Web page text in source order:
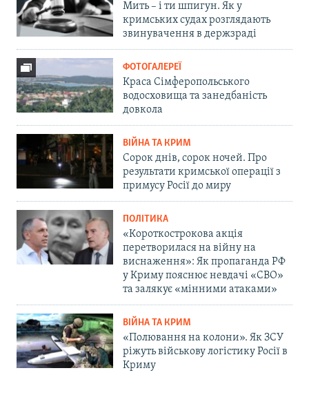
Мить – і ти шпигун. Як у
кримських судах розглядають
звинувачення в держзраді
ФОТОГАЛЕРЕЇ
Краса Сімферопольського
водосховища та занедбаність
довкола
ВІЙНА ТА КРИМ
Сорок днів, сорок ночей. Про
результати кримської операції з
примусу Росії до миру
ПОЛІТИКА
«Короткострокова акція
перетворилася на війну на
виснаження»: Як пропаганда РФ
у Криму пояснює невдачі «СВО»
та залякує «мінними атаками»
ВІЙНА ТА КРИМ
«Полювання на колони». Як ЗСУ
ріжуть військову логістику Росії в
Криму